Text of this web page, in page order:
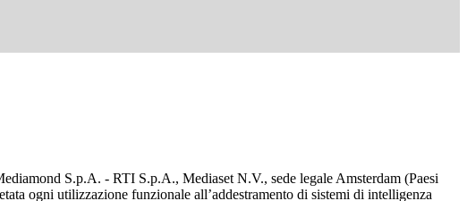
S.p.A. - RTI S.p.A., Mediaset N.V., sede legale Amsterdam (Paesi
ogni utilizzazione funzionale all’addestramento di sistemi di intelligenza